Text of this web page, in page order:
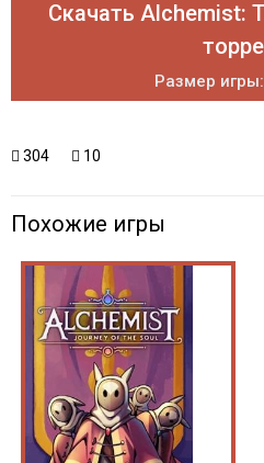
Скачать Alchemist:
Размер
304 10
Похожие игры